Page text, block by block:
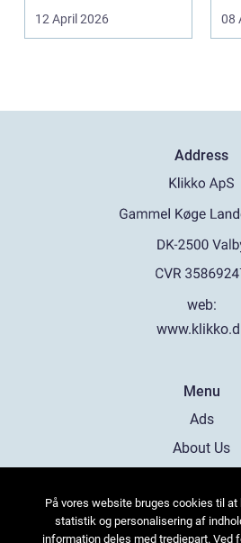
belægningen en helt
centra...
12 April 2026 08
Address
web:
Menu
Ads
About Us
Contact
Sitemap
På vores website bruges cookies til
statistik og personalisering af
information deles med tredjepart. Ved